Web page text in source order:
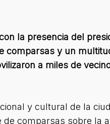
la presencia del
comparsas y un
a miles de
y cultural de la
comparsas sobre la